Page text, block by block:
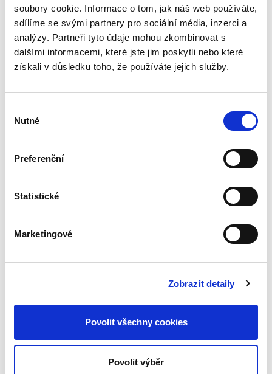
soubory cookie. Informace o tom, jak náš web používáte,
sdílíme se svými partnery pro sociální média, inzerci a
analýzy. Partneři tyto údaje mohou zkombinovat s
dalšími informacemi, které jste jim poskytli nebo které
získali v důsledku toho, že používáte jejich služby.
souhlasu
Nutné
Preferenční
Statistické
Marketingové
Zobrazit detaily
Povolit všechny cookies
Povolit výběr
sporného řízení. Autor postupně rozebírá
podmínky jeho vydání, právní důsledky i
možnosti obrany proti němu, přičemž...
Právo Evropské unie v dnešní době významně
právního řádu. Základem pro správný výklad
Právo v dabingu